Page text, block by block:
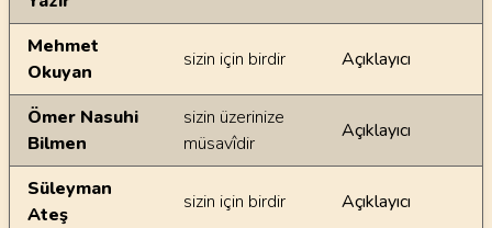
Mehmet
Okuyan
sizin için birdir Açıklayıcı
Ömer Nasuhi
Bilmen
sizin üzerinize
müsavîdir
Açıklayıcı
Süleyman
Ateş
sizin için birdir Açıklayıcı